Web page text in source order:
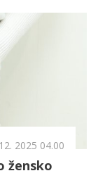
že kaže,
Turk.
2025 04.00
žensko